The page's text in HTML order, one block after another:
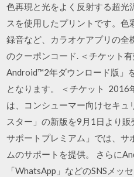
色再現と光をよく反射する超光
スを使用したプリントです。色
録音など、カラオケアプリの全
のクーポンコード. ＜チケット
Android™2年ダウンロード版」
となります。 ＜チケット 2016
は、コンシューマー向けセキ
スター」の新版を9月1日より
サポートプレミアム」では、サ
ムのサポートを提供。 さらに
「WhatsApp」などのSNSメッ